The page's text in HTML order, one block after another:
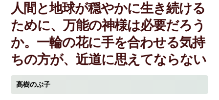
人間と地球が穏やかに生き続ける
ために、万能の神様は必要だろう
か。一輪の花に手を合わせる気持
ちの方が、近道に思えてならない
髙樹のぶ子